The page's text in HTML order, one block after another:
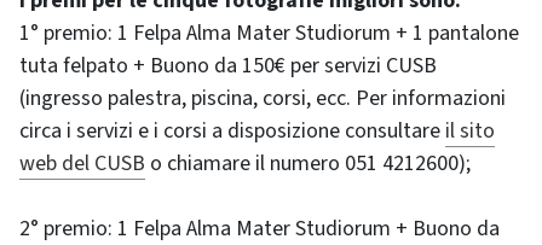
1° premio: 1 Felpa Alma Mater Studiorum + 1 pantalone
tuta felpato + Buono da 150€ per servizi CUSB
(ingresso palestra, piscina, corsi, ecc. Per informazioni
circa i servizi e i corsi a disposizione consultare il sito
web del CUSB o chiamare il numero 051 4212600);
2° premio: 1 Felpa Alma Mater Studiorum + Buono da